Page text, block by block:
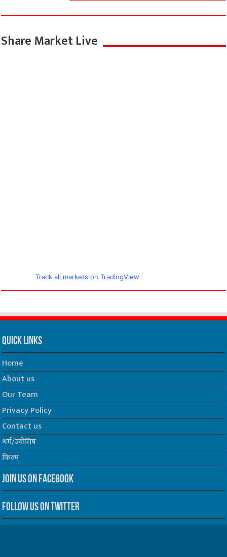
Share Market Live
Track all markets on TradingView
Quick Links
Home
About us
Our Team
Privacy Policy
Contact us
धर्म/ज्योतिष
फिल्म
Join us on Facebook
Follow us on Twitter